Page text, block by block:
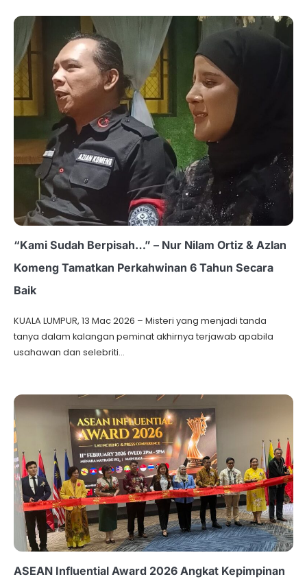
“Kami Sudah Berpisah…” – Nur Nilam Ortiz & Azlan
Komeng Tamatkan Perkahwinan 6 Tahun Secara
Baik
KUALA LUMPUR, 13 Mac 2026 – Misteri yang menjadi tanda
tanya dalam kalangan peminat akhirnya terjawab apabila
usahawan dan selebriti…
ASEAN Influential Award 2026 Angkat Kepimpinan